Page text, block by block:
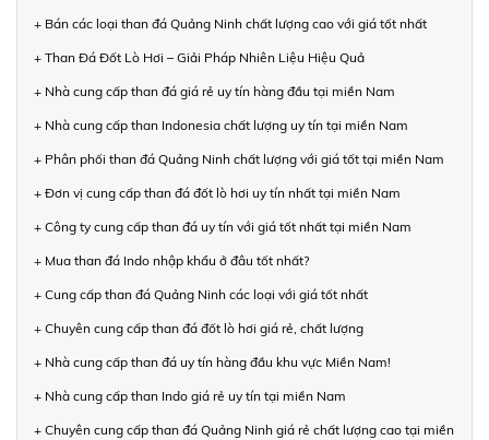
+ Bán các loại than đá Quảng Ninh chất lượng cao với giá tốt nhất
+ Than Đá Đốt Lò Hơi – Giải Pháp Nhiên Liệu Hiệu Quả
+ Nhà cung cấp than đá giá rẻ uy tín hàng đầu tại miền Nam
+ Nhà cung cấp than Indonesia chất lượng uy tín tại miền Nam
+ Phân phối than đá Quảng Ninh chất lượng với giá tốt tại miền Nam
+ Đơn vị cung cấp than đá đốt lò hơi uy tín nhất tại miền Nam
+ Công ty cung cấp than đá uy tín với giá tốt nhất tại miền Nam
+ Mua than đá Indo nhập khẩu ở đâu tốt nhất?
+ Cung cấp than đá Quảng Ninh các loại với giá tốt nhất
+ Chuyên cung cấp than đá đốt lò hơi giá rẻ, chất lượng
+ Nhà cung cấp than đá uy tín hàng đầu khu vực Miền Nam!
+ Nhà cung cấp than Indo giá rẻ uy tín tại miền Nam
+ Chuyên cung cấp than đá Quảng Ninh giá rẻ chất lượng cao tại miền